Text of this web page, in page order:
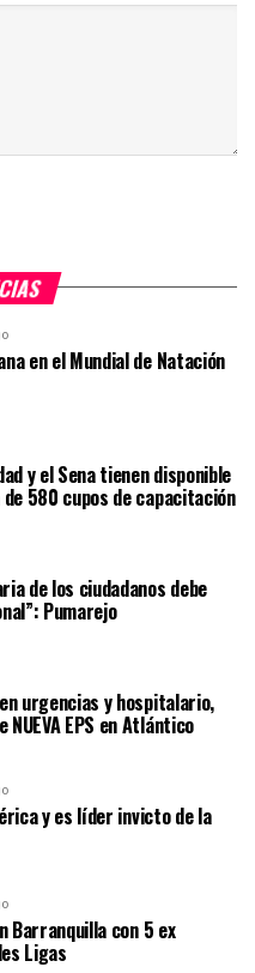
en el Mundial de Natación
y el Sena tienen disponible
580 cupos de capacitación
de los ciudadanos debe
Pumarejo
urgencias y hospitalario,
EPS en Atlántico
y es líder invicto de la
Barranquilla con 5 ex
Ligas